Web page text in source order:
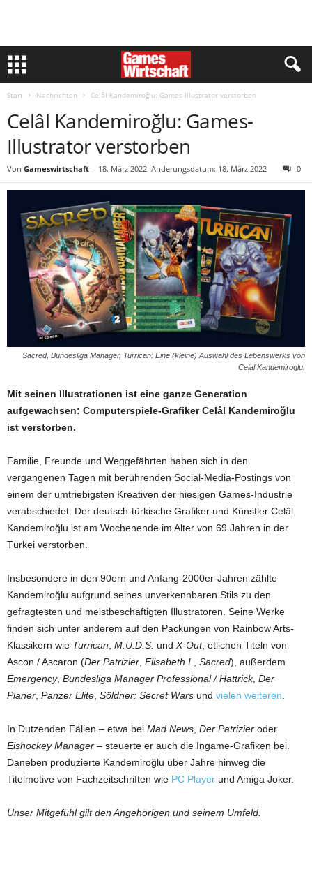
Start Nachrichten Celâl Kandemiroğlu: Games-Illustrator verstorben
Celâl Kandemiroğlu: Games-
Illustrator verstorben
Von Gameswirtschaft - 18. März 2022 Änderungsdatum: 18. März 2022 0
Sacred, Bundesliga Manager, Turrican: Eine (kleine) Auswahl des Lebenswerks von
Celal Kandemiroglu.
Mit seinen Illustrationen ist eine ganze Generation
aufgewachsen: Computerspiele-Grafiker Celâl Kandemiroğlu
ist verstorben.
Familie, Freunde und Weggefährten haben sich in den
vergangenen Tagen mit berührenden Social-Media-Postings von
einem der umtriebigsten Kreativen der hiesigen Games-Industrie
verabschiedet: Der deutsch-türkische Grafiker und Künstler Celâl
Kandemiroğlu ist am Wochenende im Alter von 69 Jahren in der
Türkei verstorben.
Insbesondere in den 90ern und Anfang-2000er-Jahren zählte
Kandemiroğlu aufgrund seines unverkennbaren Stils zu den
gefragtesten und meistbeschäftigten Illustratoren. Seine Werke
finden sich unter anderem auf den Packungen von Rainbow Arts-
Klassikern wie Turrican M.U.D.S. und X-Out, etlichen Titeln von
Ascon / Ascaron (Der Patrizier Elisabeth I. Sacred), außerdem
Emergency, Bundesliga Manager Professional / Hattrick, Der
Planer Panzer Elite Söldner: Secret Wars und vielen weiteren
In Dutzenden Fällen – etwa bei Mad News Der Patrizier oder
Eishockey Manager – steuerte er auch die Ingame-Grafiken bei.
Daneben produzierte Kandemiroğlu über Jahre hinweg die
Titelmotive von Fachzeitschriften wie PC Player und Amiga Joker.
Unser Mitgefühl gilt den Angehörigen und seinem Umfeld.